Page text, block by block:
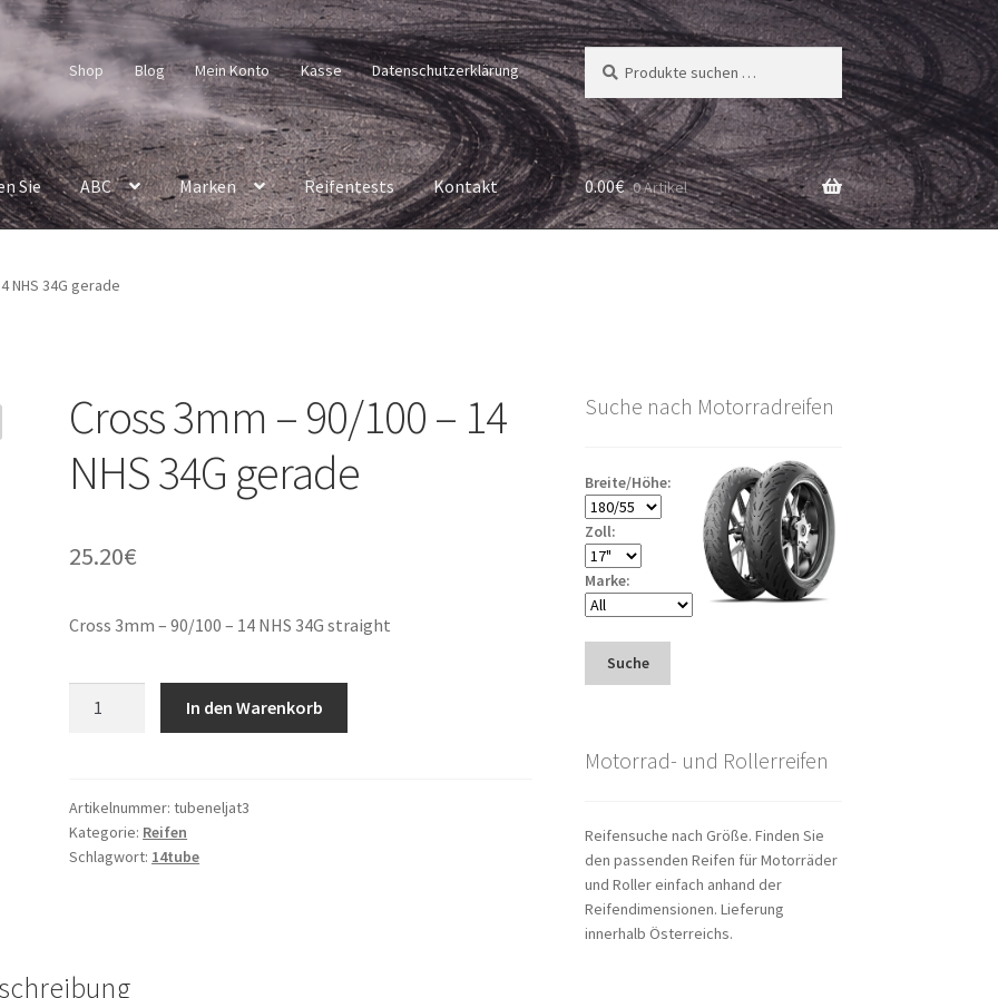
Shop Blog Mein Konto Kasse Datenschutzerklärung
Suchen
nach:
Suchen
Sie ABC Marken Reifentests Kontakt 0.00€ 0 Artikel
NHS 34G gerade
Cross 3mm – 90/100 – 14
NHS 34G gerade
25.20€
Cross 3mm – 90/100 – 14 NHS 34G straight
–
14
NHS
In den Warenkorb
Artikelnummer:tubeneljat3
Kategorie: Reifen
Schlagwort: 14tube
Suche nach Motorradreifen
Breite/Höhe:
Zoll:
Marke:
Suche
Motorrad- und Rollerreifen
Reifensuche nach Größe. Finden Sie
den passenden Reifen für Motorräder
und Roller einfach anhand der
Reifendimensionen. Lieferung
innerhalb Österreichs.